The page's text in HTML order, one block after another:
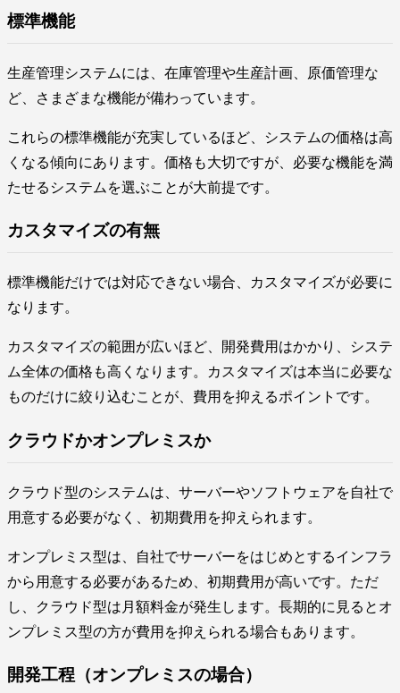
標準機能
生産管理システムには、在庫管理や生産計画、原価管理な
ど、さまざまな機能が備わっています。
これらの標準機能が充実しているほど、システムの価格は高
くなる傾向にあります。価格も大切ですが、必要な機能を満
たせるシステムを選ぶことが大前提です。
カスタマイズの有無
標準機能だけでは対応できない場合、カスタマイズが必要に
なります。
カスタマイズの範囲が広いほど、開発費用はかかり、システ
ム全体の価格も高くなります。カスタマイズは本当に必要な
ものだけに絞り込むことが、費用を抑えるポイントです。
クラウドかオンプレミスか
クラウド型のシステムは、サーバーやソフトウェアを自社で
用意する必要がなく、初期費用を抑えられます。
オンプレミス型は、自社でサーバーをはじめとするインフラ
から用意する必要があるため、初期費用が高いです。ただ
し、クラウド型は月額料金が発生します。長期的に見るとオ
ンプレミス型の方が費用を抑えられる場合もあります。
開発工程（オンプレミスの場合）